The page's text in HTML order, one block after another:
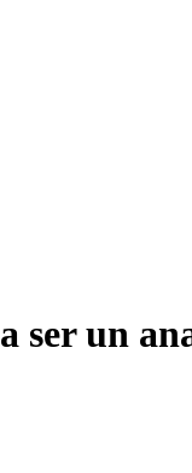
ser un